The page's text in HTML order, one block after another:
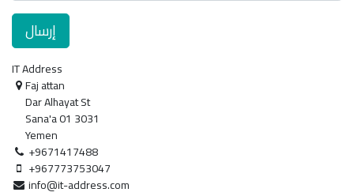
إرسال
IT Address
Faj attan
Dar Alhayat St
Sana'a 01 3031
Yemen
+9671417488
+967773753047
info@it-address.com